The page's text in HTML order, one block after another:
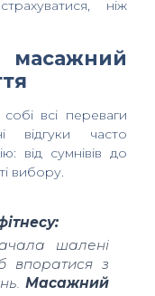
ніж
масажний
всі переваги
відгуки часто
від сумнівів до
вибору.
шалені
впоратися з
Масажний